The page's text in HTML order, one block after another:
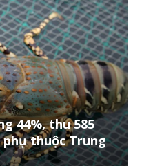
44%, thu 585
phụ thuộc Trung